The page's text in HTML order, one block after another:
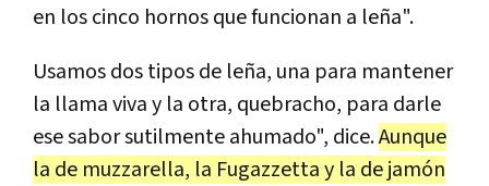
en los cinco hornos que funcionan a leña".
Usamos dos tipos de leña, una para mantener
la llama viva y la otra, quebracho, para darle
ese sabor sutilmente ahumado", dice.Aunque
la de muzzarella, la Fugazzetta y la de jamón